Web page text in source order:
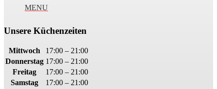
Unsere Küchenzeiten
Mittwoch
17:00 – 21:00
Donnerstag 17:00 – 21:00
Freitag
17:00 – 21:00
Samstag
17:00 – 21:00